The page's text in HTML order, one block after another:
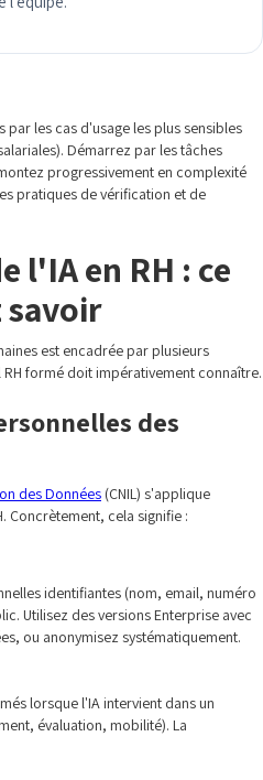
par les cas d'usage les plus sensibles
Démarrez par les tâches
progressivement en complexité
pratiques de vérification et de
l'IA en RH : ce
savoir
est encadrée par plusieurs
formé doit impérativement connaître.
des
des Données (CNIL) s'applique
Concrètement, cela signifie :
identifiantes (nom, email, numéro
Utilisez des versions Enterprise avec
ou anonymisez systématiquement.
lorsque l'IA intervient dans un
évaluation, mobilité). La